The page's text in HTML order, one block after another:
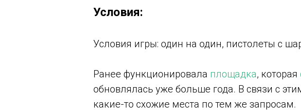
Условия:
Условия игры: один на один, пистолеты с
Ранее функционировала площадка, которая
обновлялась уже больше года. В связи с
какие-то схожие места по тем же запросам.